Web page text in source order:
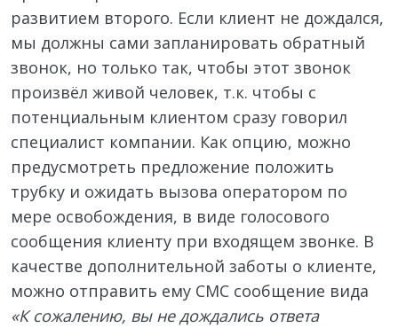
развитием второго. Если клиент не дождался,
мы должны сами запланировать обратный
звонок, но только так, чтобы этот звонок
произвёл живой человек, т.к. чтобы с
потенциальным клиентом сразу говорил
специалист компании. Как опцию, можно
предусмотреть предложение положить
трубку и ожидать вызова оператором по
мере освобождения, в виде голосового
сообщения клиенту при входящем звонке. В
качестве дополнительной заботы о клиенте,
можно отправить ему СМС сообщение вида
«К сожалению, вы не дождались ответа